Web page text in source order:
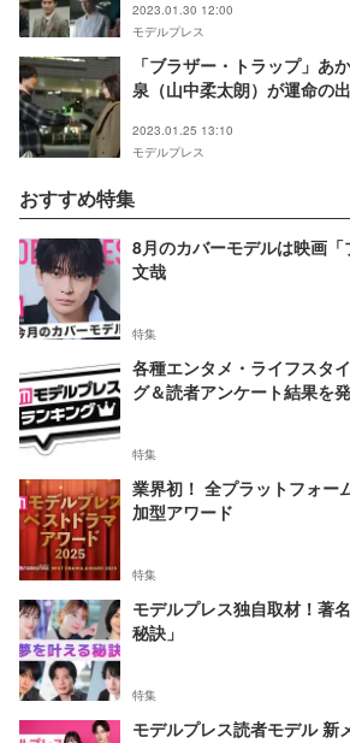
2023.01.30 12:00
モデルプレス
「ブラザー・トラップ」あ
泉（山中柔太朗）が運命の
2023.01.25 13:10
モデルプレス
おすすめ特集
8月のカバーモデルは映画
文哉
特集
各種エンタメ・ライフスタ
グ＆読者アンケート結果を
特集
業界初！ 全プラットフォー
加型アワード
特集
モデルプレス独自取材！著
秘訣」
特集
モデルプレス読者モデル 新